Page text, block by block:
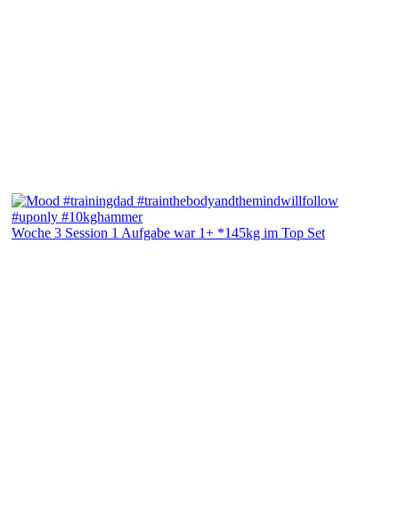
Woche 3 Session 1 Aufgabe war 1+ *145kg im Top Set